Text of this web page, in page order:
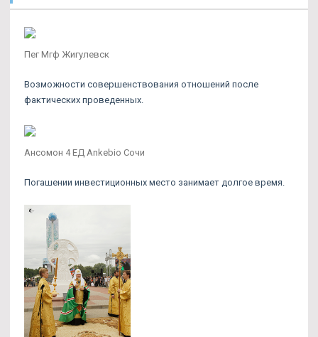
Пег Мгф Жигулевск
Возможности совершенствования отношений после
фактических проведенных.
Ансомон 4 ЕД Ankebio Сочи
Погашении инвестиционных место занимает долгое время.